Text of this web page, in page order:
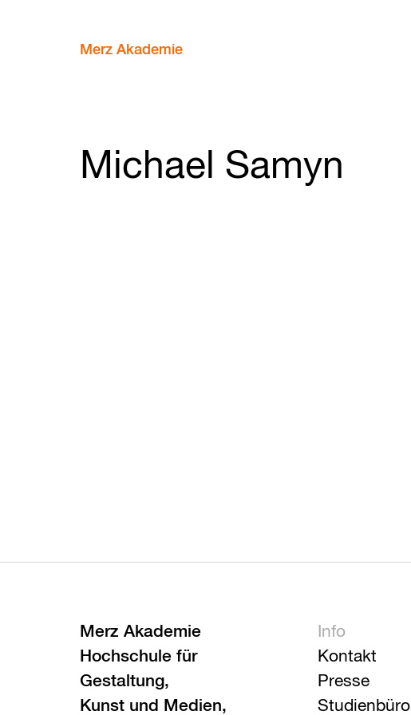
Merz Akademie
Michael Samyn
Merz Akademie
Hochschule für
Gestaltung,
Kunst und Medien,
Info
Kontakt
Presse
Studienbüro